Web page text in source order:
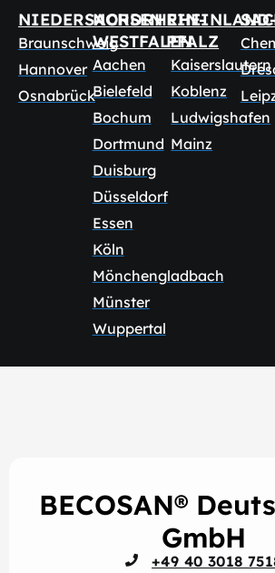
NIEDERSACHSEN
Braunschweig
Hannover
Osnabrück
NORDRHEIN-
WESTFALEN
Aachen
Bielefeld
Bochum
Dortmund
Duisburg
Düsseldorf
Essen
Köln
Mönchengladbach
Münster
Wuppertal
PFALZ
Kaiserslautern
Koblenz
Ludwigshafen
Mainz
BECOSAN®
GmbH
+49 40 3018